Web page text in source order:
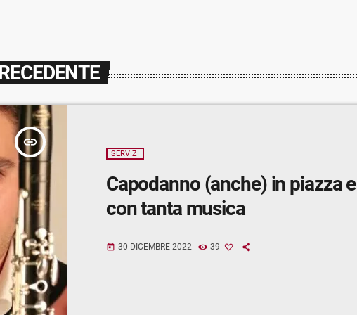
insert_link
SERVIZI
Capodanno (anche) in piazza e
con tanta musica
today 30 DICEMBRE 2022 39